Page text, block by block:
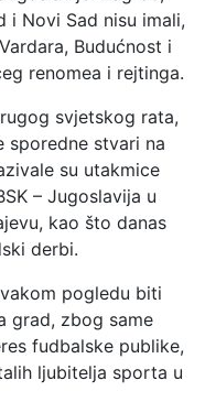
i Novi Sad nisu imali,
Budućnost i
renomea i rejtinga.
svjetskog rata,
sporedne stvari na
su utakmice
– Jugoslavija u
kao što danas
derbi.
pogledu biti
grad, zbog same
fudbalske publike,
ljubitelja sporta u